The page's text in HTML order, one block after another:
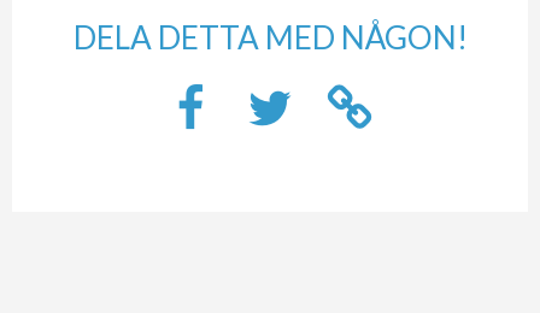
DELA DETTA MED NÅGON!